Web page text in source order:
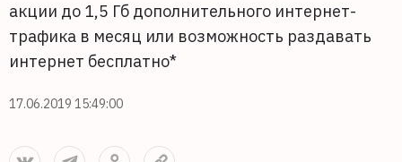
акции до 1,5 Гб дополнительного интернет-
трафика в месяц или возможность раздавать
интернет бесплатно*
17.06.2019 15:49:00